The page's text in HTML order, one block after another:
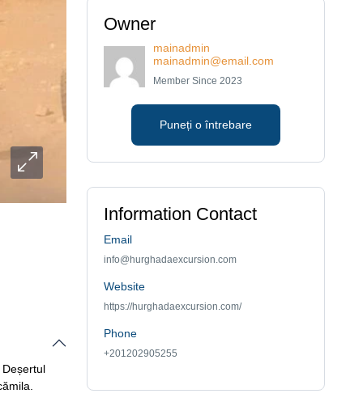
Owner
mainadmin
mainadmin@email.com
Member Since 2023
Puneți o întrebare
Information Contact
Email
info@hurghadaexcursion.com
Website
https://hurghadaexcursion.com/
Phone
+201202905255